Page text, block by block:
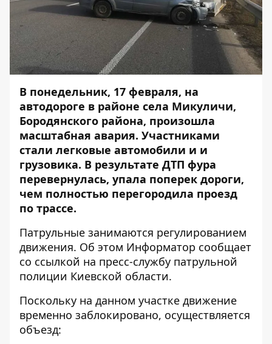
В понедельник, 17 февраля, на
автодороге в районе села Микуличи,
Бородянского района, произошла
масштабная авария. Участниками
стали легковые автомобили и и
грузовика. В результате ДТП фура
перевернулась, упала поперек дороги,
чем полностью перегородила проезд
по трассе.
Патрульные занимаются регулированием
движения. Об этом Информатор сообщает
со ссылкой на пресс-службу патрульной
полиции Киевской области.
Поскольку на данном участке движение
временно заблокировано, осуществляется
объезд: